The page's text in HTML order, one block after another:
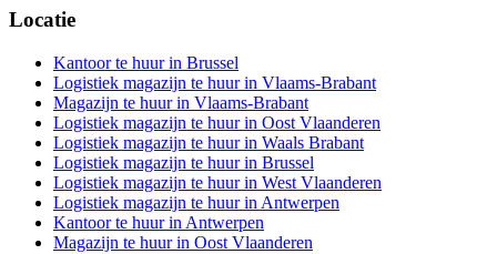
Locatie
Kantoor te huur in Brussel
Logistiek magazijn te huur in Vlaams-Brabant
Magazijn te huur in Vlaams-Brabant
Logistiek magazijn te huur in Oost Vlaanderen
Logistiek magazijn te huur in Waals Brabant
Logistiek magazijn te huur in Brussel
Logistiek magazijn te huur in West Vlaanderen
Logistiek magazijn te huur in Antwerpen
Kantoor te huur in Antwerpen
Magazijn te huur in Oost Vlaanderen